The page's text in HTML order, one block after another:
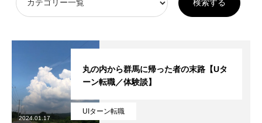
UIターン転職
丸の内から群馬に帰った者の末路【Uタ
ーン転職／体験談】
2024.01.17